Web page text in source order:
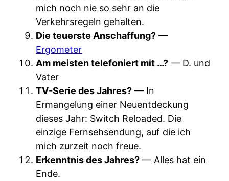
mich noch nie so sehr an die
Verkehrsregeln gehalten.
Die teuerste Anschaffung? —
Ergometer
Am meisten telefoniert mit …? — D. und
Vater
TV-Serie des Jahres? — In
Ermangelung einer Neuentdeckung
dieses Jahr: Switch Reloaded. Die
einzige Fernsehsendung, auf die ich
mich zurzeit noch freue.
Erkenntnis des Jahres? — Alles hat ein
Ende.